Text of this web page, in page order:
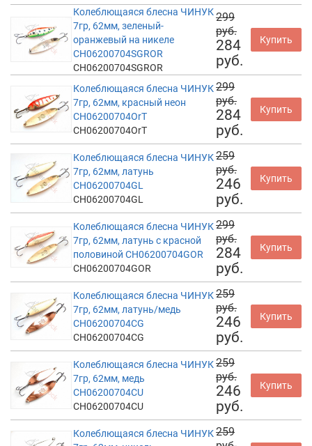
Колеблющаяся блесна ЧИНУК
7гр, 62мм, зеленый-
оранжевый на никеле
CH06200704SGROR
CH06200704SGROR
299
руб.
284
руб.
Купить
Колеблющаяся блесна ЧИНУК
7гр, 62мм, красный неон
CH06200704OrT
CH06200704OrT
299
руб.
284
руб.
Купить
Колеблющаяся блесна ЧИНУК
7гр, 62мм, латунь
CH06200704GL
CH06200704GL
259
руб.
246
руб.
Купить
Колеблющаяся блесна ЧИНУК
7гр, 62мм, латунь с красной
половиной CH06200704GOR
CH06200704GOR
299
руб.
284
руб.
Купить
Колеблющаяся блесна ЧИНУК
7гр, 62мм, латунь/медь
CH06200704CG
CH06200704CG
259
руб.
246
руб.
Купить
Колеблющаяся блесна ЧИНУК
7гр, 62мм, медь
CH06200704CU
CH06200704CU
259
руб.
246
руб.
Купить
Колеблющаяся блесна ЧИНУК259